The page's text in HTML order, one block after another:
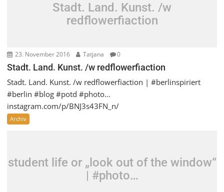
Stadt. Land. Kunst. /w
redflowerfiaction
23. November 2016 Tatjana 0
Stadt. Land. Kunst. /w redflowerfiaction
Stadt. Land. Kunst. /w redflowerfiaction | #berlinspiriert
#berlin #blog #potd #photo…
instagram.com/p/BNJ3s43FN_n/
Archiv
student life or „look out of the window“
| #photo…